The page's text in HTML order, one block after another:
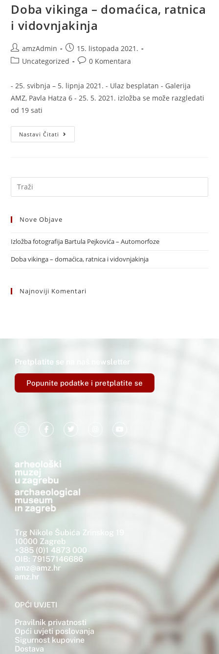
Doba vikinga – domaćica, ratnica
i vidovnjakinja
amzAdmin
15. listopada 2021.
Uncategorized
0 Komentara
- 25. svibnja – 5. lipnja 2021. - Ulaz besplatan - Galerija
AMZ, Pavla Hatza 6 - 25. 5. 2021. izložba se može razgledati
od 19 sati
Nastavi Čitati
Nove Objave
Izložba fotografija Bartula Pejkovića – Automorfoze
Doba vikinga – domaćica, ratnica i vidovnjakinja
Najnoviji Komentari
Pretplatite se na naš newsletter
Popunite podatke i pretplatite se
Trg Nikole Šubića Zrinskog 19
10000 Zagreb
+385 (0)1 4873 000
OIB: 79157146686
amz@amz.hr
amz.hr
OPĆI UVJETI
Pravilnik privatnosti
Opći uvjeti poslovanja
Sigurnost kupovine
Dostava